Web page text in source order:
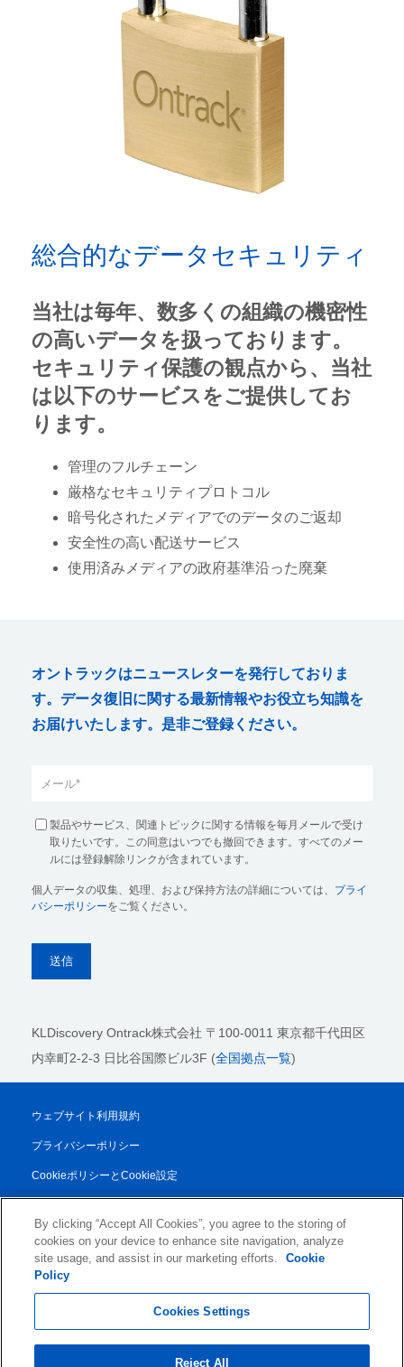
総合的なデータセキュリティ
当社は毎年、数多くの組織の機密性
の高いデータを扱っております。
セキュリティ保護の観点から、当社
は以下のサービスをご提供してお
ります。
管理のフルチェーン
厳格なセキュリティプロトコル
暗号化されたメディアでのデータのご返却
安全性の高い配送サービス
使用済みメディアの政府基準沿った廃棄
オントラックはニュースレターを発行しておりま
す。データ復旧に関する最新情報やお役立ち知識を
お届けいたします。是非ご登録ください。
製品やサービス、関連トピックに関する情報を毎月メールで受け
取りたいです。この同意はいつでも撤回できます。すべてのメー
ルには登録解除リンクが含まれています。
個人データの収集、処理、および保持方法の詳細については、 プライ
バシーポリシーをご覧ください。
KLDiscovery Ontrack株式会社 〒100-0011 東京都千代田区
内幸町2-2-3 日比谷国際ビル3F (全国拠点一覧)
ウェブサイト利用規約
プライバシーポリシー
CookieポリシーとCookie設定
透明性レポート
取引条件
By clicking “Accept All Cookies”, you agree to the storing of
cookies on your device to enhance site navigation, analyze
site usage, and assist in our marketing efforts.
Cookie
Policy
Cookies Settings
Reject All